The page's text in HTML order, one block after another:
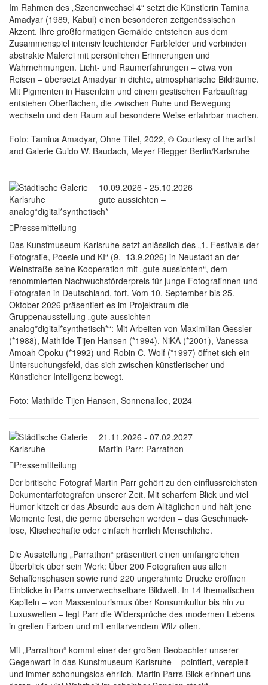
Im Rahmen des „Szenenwechsel 4“ setzt die Künstlerin Tamina
Amadyar (1989, Kabul) einen besonderen zeitgenössischen
Akzent. Ihre großformatigen Gemälde entstehen aus dem
Zusammenspiel intensiv leuchtender Farbfelder und verbinden
abstrakte Malerei mit persönlichen Erinnerungen und
Wahrnehmungen. Licht- und Raumerfahrungen – etwa von
Reisen – übersetzt Amadyar in dichte, atmosphärische Bildräume.
Mit Pigmenten in Hasenleim und einem gestischen Farbauftrag
entstehen Oberflächen, die zwischen Ruhe und Bewegung
wechseln und den Raum auf besondere Weise erfahrbar machen.
Foto: Tamina Amadyar, Ohne Titel, 2022, © Courtesy of the artist
and Galerie Guido W. Baudach, Meyer Riegger Berlin/Karlsruhe
10.09.2026 - 25.10.2026
gute aussichten –
analog*digital*synthetisch*
Pressemitteilung
Das Kunstmuseum Karlsruhe setzt anlässlich des „1. Festivals der
Fotografie, Poesie und KI“ (9.–13.9.2026) in Neustadt an der
Weinstraße seine Kooperation mit „gute aussichten“, dem
renommierten Nachwuchsförderpreis für junge Fotografinnen und
Fotografen in Deutschland, fort. Vom 10. September bis 25.
Oktober 2026 präsentiert es im Projektraum die
Gruppenausstellung „gute aussichten –
analog*digital*synthetisch*“: Mit Arbeiten von Maximilian Gessler
(*1988), Mathilde Tijen Hansen (*1994), NiKA (*2001), Vanessa
Amoah Opoku (*1992) und Robin C. Wolf (*1997) öffnet sich ein
Untersuchungsfeld, das sich zwischen künstlerischer und
Künstlicher Intelligenz bewegt.
Foto: Mathilde Tijen Hansen, Sonnenallee, 2024
21.11.2026 - 07.02.2027
Martin Parr: Parrathon
Pressemitteilung
Der britische Fotograf Martin Parr gehört zu den einflussreichsten
Dokumentarfotografen unserer Zeit. Mit scharfem Blick und viel
Humor kitzelt er das Absurde aus dem Alltäglichen und hält jene
Momente fest, die gerne übersehen werden – das Geschmack-
lose, Klischeehafte oder einfach herrlich Menschliche.
Die Ausstellung „Parrathon“ präsentiert einen umfangreichen
Überblick über sein Werk: Über 200 Fotografien aus allen
Schaffensphasen sowie rund 220 ungerahmte Drucke eröffnen
Einblicke in Parrs unverwechselbare Bildwelt. In 14 thematischen
Kapiteln – von Massentourismus über Konsumkultur bis hin zu
Luxuswelten – legt Parr die Widersprüche des modernen Lebens
in grellen Farben und mit entlarvendem Witz offen.
Mit „Parrathon“ kommt einer der großen Beobachter unserer
Gegenwart in das Kunstmuseum Karlsruhe – pointiert, verspielt
und immer schonungslos ehrlich. Martin Parrs Blick erinnert uns